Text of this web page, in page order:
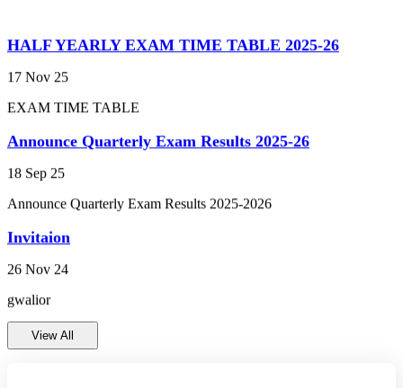
High School Exam 2024
व्यक्तित्व विकास शिविर 2024-25
ANNUAL RESULT 2023-24 FOR CLASS 9TH
2023-24)
(प्रायोगिक परीक्षा 2023-24 कक्षा 9वीं और 11वीं)
2023-24 कक्षा 10वीं और 12वीं)
17 Nov 25
EXAM TIME TABLE
18 Sep 25
Announce Quarterly Exam Results 2025-2026
26 Nov 24
gwalior
View All